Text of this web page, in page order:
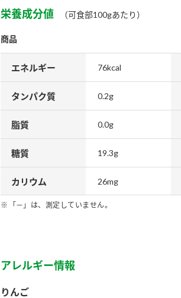
栄養成分値 （可食部100gあたり）
商品
エネルギー 76kcal
タンパク質 0.2g
脂質 0.0g
糖質 19.3g
カリウム 26mg
「－」は、測定していません。
アレルギー情報
りんご